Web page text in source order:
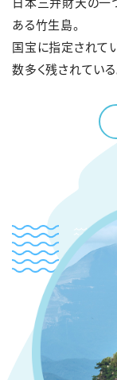
ある竹生島。
国宝に指定されて
数多く残されている